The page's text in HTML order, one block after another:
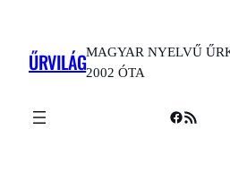
ŰRVILÁGMAGYAR NYELVŰ
2002 ÓTA
Facebook
RSS Feed